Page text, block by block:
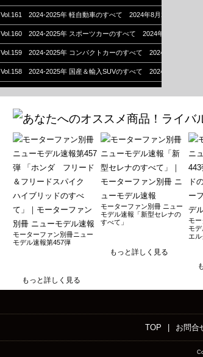
Vol.161 2024-2025年 軽自動車のすべて 2024年8月27日発売
Vol.160 2024-2025年 スポーツカーのすべて 2024年7月17日発売
Vol.159 2024-2025年 コンパクトカーのすべて 2024年6月5日発売
Vol.158 2024-2025年 国産＆輸入SUVのすべて 2024年4月16日発
Vol.156 2024年 国産新型車のすべて 2024年1月24日発売
Vol.153 2024年 国産＆輸入SUVのすべて 2023年10月16日発売
Vol.152 2023-2024年 軽自動車のすべて 2023年8月31日発売
Vol.151 2023-2024年 スポーツカーのすべて 2023年8月16日発売
Vol.150 2023-2024年 コンパクトカーのすべて 2023年6月13日発
Vol.149 2023-2024年 国産＆輸入SUVのすべて 2023年4月10日発
Vol.147 2023年 国産新型車のすべて 2023年1月26日発売
Vol.143 2022-2023年 スポーツカーのすべて 2022年8月31日発売
モーターファン別冊ニュー
モデル速報第457弾
もっと詳しく見る
モーターファン別冊 ニュー
モデル速報「新型セレナの
すべて」
もっと詳しく見る
モー
モデ
エル
TOP お問合